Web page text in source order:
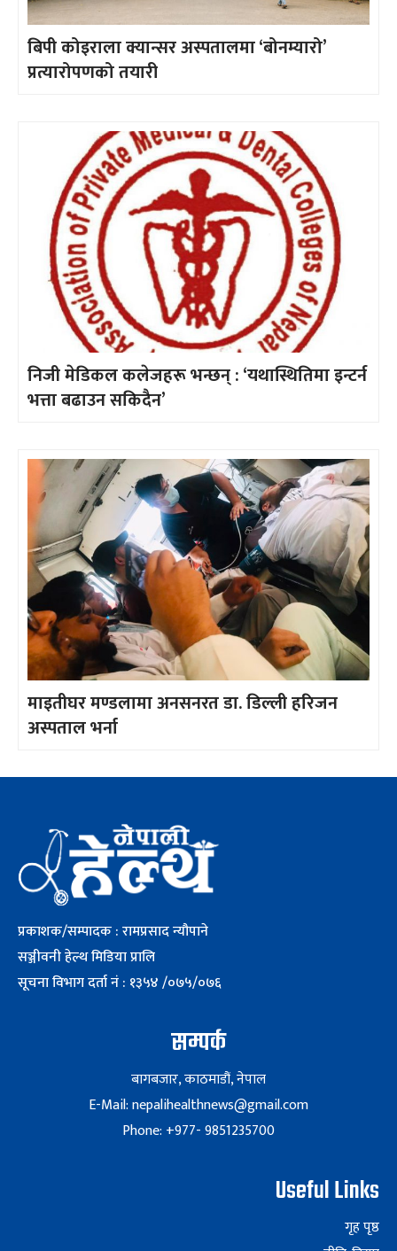
बिपी कोइराला क्यान्सर अस्पतालमा ‘बोनम्यारो’
प्रत्यारोपणको तयारी
निजी मेडिकल कलेजहरू भन्छन् : ‘यथास्थितिमा इन्टर्न
भत्ता बढाउन सकिदैन’
माइतीघर मण्डलामा अनसनरत डा. डिल्ली हरिजन
अस्पताल भर्ना
प्रकाशक/सम्पादक : रामप्रसाद न्यौपाने
सञ्जीवनी हेल्थ मिडिया प्रालि
सूचना विभाग दर्ता नं : १३५४ /०७५/०७६
सम्पर्क
बागबजार, काठमाडौं, नेपाल
E-Mail: nepalihealthnews@gmail.com
Phone: +977- 9851235700
Useful Links
गृह पृष्ठ